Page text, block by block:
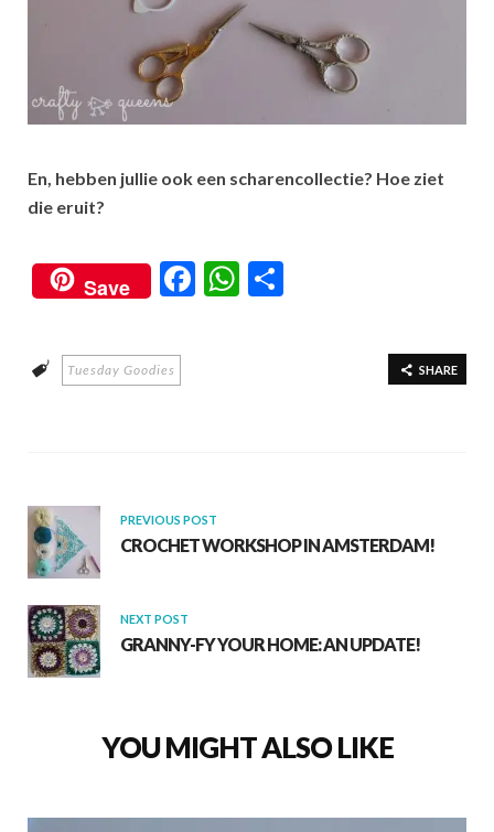
En, hebben jullie ook een scharencollectie? Hoe ziet
die eruit?
Save
F
W
SHARE
Tuesday Goodies
PREVIOUS POST
CROCHET WORKSHOP IN AMSTERDAM!
NEXT POST
GRANNY-FY YOUR HOME: AN UPDATE!
YOU MIGHT ALSO LIKE